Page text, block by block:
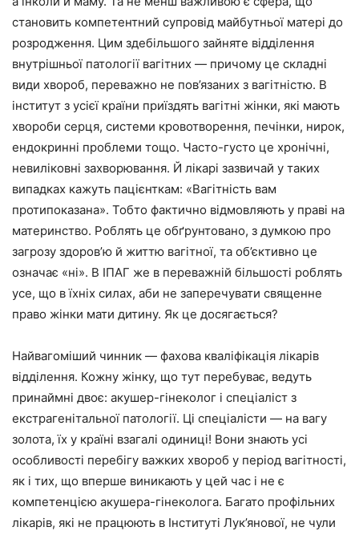
становить компетентний супровід майбутньої матері до
розродження. Цим здебільшого зайняте відділення
внутрішньої патології вагітних — причому це складні
види хвороб, переважно не пов’язаних з вагітністю. В
інститут з усієї країни приїздять вагітні жінки, які мають
хвороби серця, системи кровотворення, печінки, нирок,
ендокринні проблеми тощо. Часто-густо це хронічні,
невиліковні захворювання. Й лікарі зазвичай у таких
випадках кажуть пацієнткам: «Вагітність вам
протипоказана». Тобто фактично відмовляють у праві на
материнство. Роблять це обґрунтовано, з думкою про
загрозу здоров’ю й життю вагітної, та об’єктивно це
означає «ні». В ІПАГ же в переважній більшості роблять
усе, що в їхніх силах, аби не заперечувати священне
право жінки мати дитину. Як це досягається?
Найвагоміший чинник — фахова кваліфікація лікарів
відділення. Кожну жінку, що тут перебуває, ведуть
принаймні двоє: акушер-гінеколог і спеціаліст з
екстрагенітальної патології. Ці спеціалісти — на вагу
золота, їх у країні взагалі одиниці! Вони знають усі
особливості перебігу важких хвороб у період вагітності,
як і тих, що вперше виникають у цей час і не є
компетенцією акушера-гінеколога. Багато профільних
лікарів, які не працюють в Інституті Лук’янової, не чули